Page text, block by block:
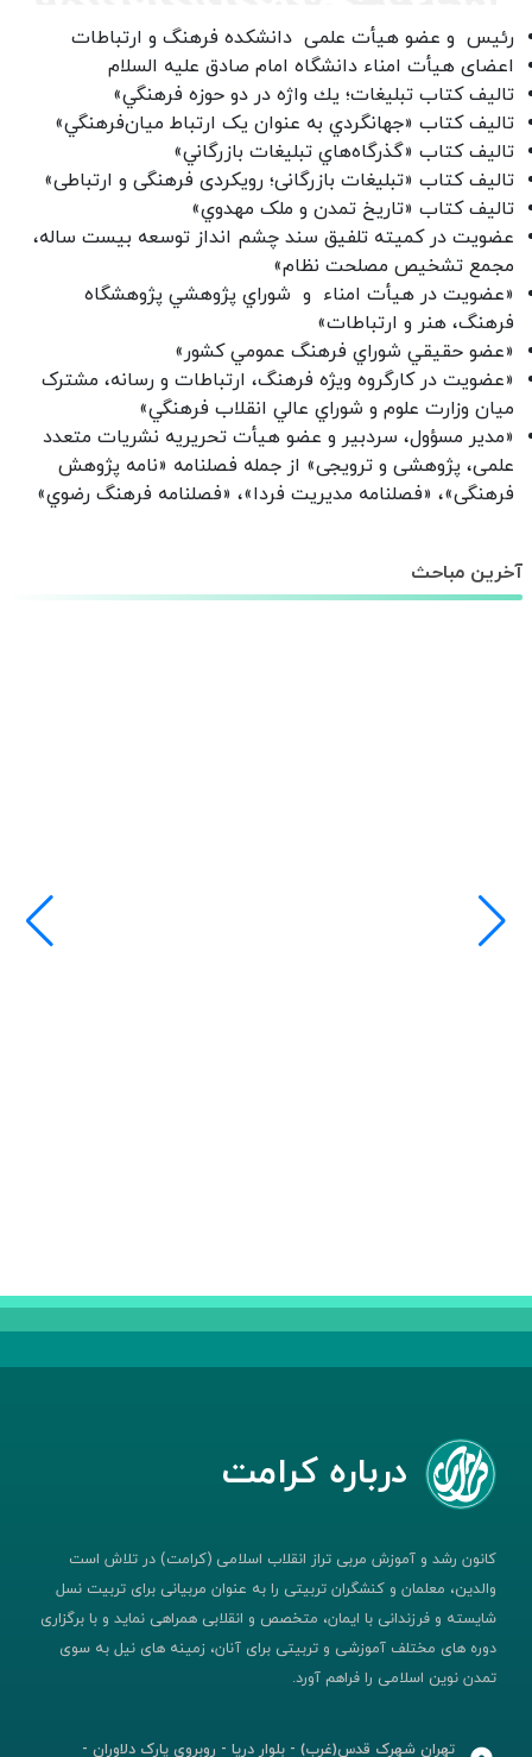
رئیس و عضو هیأت علمی دانشکده فرهنگ و ارتباطات
اعضای هیأت امناء دانشگاه امام صادق علیه السلام
تالیف کتاب تبليغات؛ يك واژه در دو حوزه فرهنگي»
تالیف کتاب «جهانگردي به عنوان يک ارتباط ميان‌فرهنگي»
تالیف کتاب «گذرگاه‌هاي تبليغات بازرگاني»
تالیف کتاب «تبلیغات بازرگانی؛ رویکردی فرهنگی و ارتباطی»
تالیف کتاب «تاريخ تمدن و ملک مهدوي»
عضويت در کميته تلفيق سند چشم انداز توسعه بيست ساله،
مجمع تشخیص مصلحت نظام»
«عضویت در هيأت امناء و شوراي پژوهشي پژوهشگاه
فرهنگ، هنر و ارتباطات»
«عضو حقيقي شوراي فرهنگ عمومي کشور»
«عضویت در کارگروه ويژه فرهنگ، ارتباطات و رسانه، مشترک
ميان وزارت علوم و شوراي عالي انقلاب فرهنگي»
«مدیر مسؤول، سردبیر و عضو هیأت تحریریه نشریات متعدد
علمی، پژوهشی و ترویجی» از جمله فصلنامه‌ «نامه پژوهش
فرهنگی»، «فصلنامه مديريت فردا»، «فصلنامه فرهنگ رضوي»
آخرین مباحث
درباره کرامت
کانون رشد و آموزش مربی تراز انقلاب اسلامی (کرامت) در تلاش است
والدین، معلمان و کنشگران تربیتی را به عنوان مربیانی برای تربیت نسل
شایسته و فرزندانی با ایمان، متخصص و انقلابی همراهی نماید و با برگزاری
دوره های مختلف آموزشی و تربیتی برای آنان، زمینه های نیل به سوی
تمدن نوین اسلامی را فراهم آورد.
تهران شهرک قدس(غرب) - بلوار دریا - روبروی پارک دلاوران -